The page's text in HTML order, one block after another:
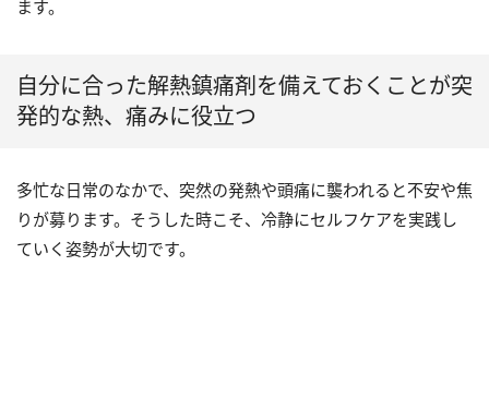
ます。
自分に合った解熱鎮痛剤を備えておくことが突
発的な熱、痛みに役立つ
多忙な日常のなかで、突然の発熱や頭痛に襲われると不安や焦
りが募ります。そうした時こそ、冷静にセルフケアを実践し
ていく姿勢が大切です。